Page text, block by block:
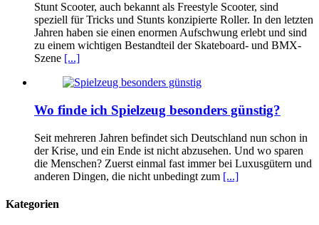
Stunt Scooter, auch bekannt als Freestyle Scooter, sind
speziell für Tricks und Stunts konzipierte Roller. In den letzten
Jahren haben sie einen enormen Aufschwung erlebt und sind
zu einem wichtigen Bestandteil der Skateboard- und BMX-
Szene [...]
Wo finde ich Spielzeug besonders günstig?
Seit mehreren Jahren befindet sich Deutschland nun schon in
der Krise, und ein Ende ist nicht abzusehen. Und wo sparen
die Menschen? Zuerst einmal fast immer bei Luxusgütern und
anderen Dingen, die nicht unbedingt zum [...]
Kategorien